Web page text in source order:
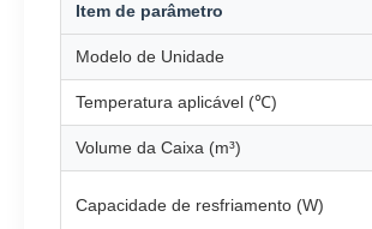
Item de parâmetro
Modelo de Unidade
Temperatura aplicável (℃)
Volume da Caixa (m³)
Capacidade de resfriamento (W)